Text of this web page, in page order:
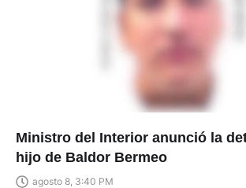
Ministro del Interior anunció la
hijo de Baldor Bermeo
agosto 8, 3:40 PM